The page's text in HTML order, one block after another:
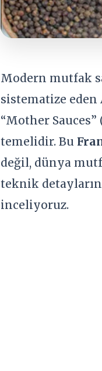
Modern mutfak
sistematize
“Mother
temelidir. Bu
değil, dünya
teknik
inceliyoruz.